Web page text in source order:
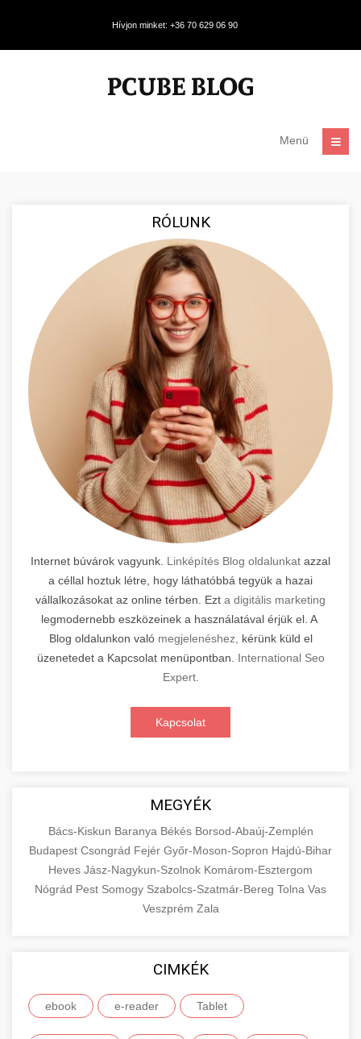
Hívjon minket: +36 70 629 06 90
Menü
RÓLUNK
Internet búvárok vagyunk. Linképítés Blog oldalunkat azzal
a céllal hoztuk létre, hogy láthatóbbá tegyük a hazai
vállalkozásokat az online térben. Ezt a digitális marketing
legmodernebb eszközeinek a használatával érjük el. A
Blog oldalunkon való megjelenéshez,
kérünk küld el
üzenetedet a Kapcsolat menüpontban. International Seo
Expert.
Kapcsolat
MEGYÉK
Bács-Kiskun Baranya Békés Borsod-Abaúj-Zemplén
Budapest Csongrád Fejér Győr-Moson-Sopron Hajdú-Bihar
Heves Jász-Nagykun-Szolnok Komárom-Esztergom
Nógrád Pest Somogy Szabolcs-Szatmár-Bereg Tolna Vas
Veszprém Zala
CIMKÉK
ebook e-reader Tablet